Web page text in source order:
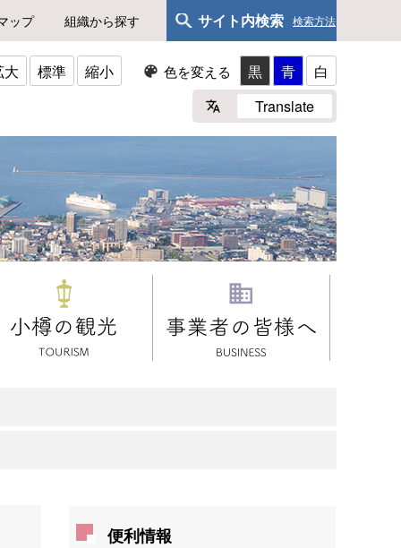
ップ 組織から探す サイト内検索 検索方法
大 標準 縮小 色を変える 黒 青
白
Translate
便利情報